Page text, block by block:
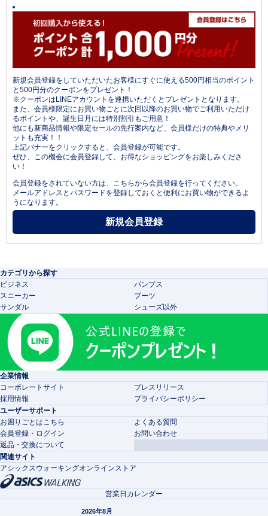
新規会員登録をしていただいたお客様にすぐに使える500円相当のポイント
と500円分のクーポンをプレゼント！
※クーポンはLINEアカウントを連携いただくとプレゼントとなります。
また、会員様限定にお買い物ごとに次回以降のお買い物でご利用いただけ
るポイントや、誕生日月には特別割引もご用意！
他にも新商品情報や限定セールの先行案内など、会員様だけの特典やメリ
ットも充実！！
上記バナーをクリックすると、会員登録が可能です。
ぜひ、この機会に会員登録して、お得なショッピングをお楽しみくださ
い！
会員登録をされていない方は、こちらから会員登録を行ってください。
メールアドレスとパスワードを登録しておくと便利にお買い物ができるよ
うになります。
カテゴリから探す
ビジネス
パンプス
スニーカー
ブーツ
サンダル
シューズ以外
企業情報
コーポレートサイト
プレスリリース
採用情報
プライバシーポリシー
ユーザーサポート
お困りごとはこちら
よくある質問
会員登録・ログイン
お問い合わせ
返品・交換について
関連サイト
アシックスウォーキングオンラインストア
営業日カレンダー
2026年8月